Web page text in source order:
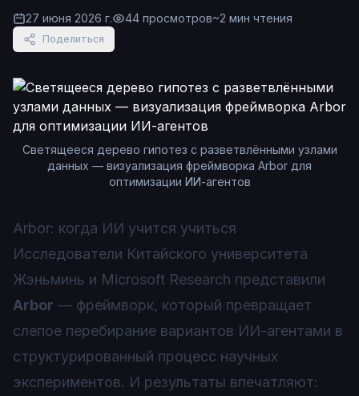
27 июня 2026 г. 44 просмотров~2 мин чтения
Поделиться
Светящееся дерево гипотез с разветвлёнными узлами
данных — визуализация фреймворка Arbor для
оптимизации ИИ-агентов
Arbor: когда ИИ учится учиться
Исследователи Китайского университета
Жэньминь и Microsoft Research представили
Arbor — фреймворк, который превращает
слепое перебирание вариантов ИИ-агентами в
структурированный процесс научных
экспериментов. И результаты впечатляют: